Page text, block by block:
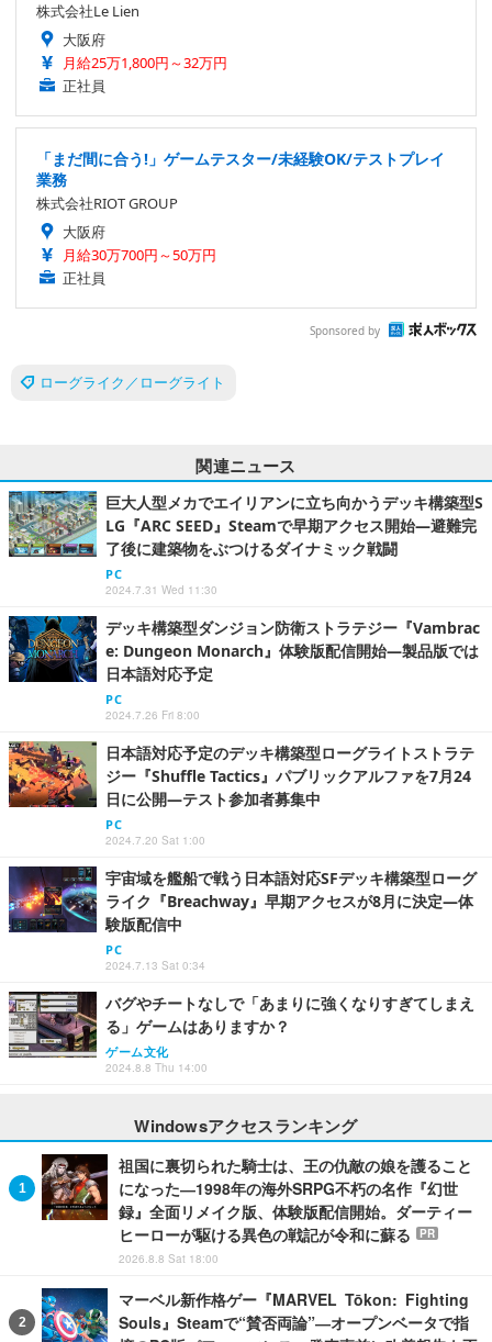
株式会社Le Lien
大阪府
月給25万1,800円～32万円
正社員
「まだ間に合う!」ゲームテスター/未経験OK/テストプレイ
業務
株式会社RIOT GROUP
大阪府
月給30万700円～50万円
正社員
Sponsored by
ローグライク／ローグライト
関連ニュース
巨大人型メカでエイリアンに立ち向かうデッキ構築型S
LG『ARC SEED』Steamで早期アクセス開始―避難完
了後に建築物をぶつけるダイナミック戦闘
PC
2024.7.31 Wed 11:30
デッキ構築型ダンジョン防衛ストラテジー『Vambrac
e: Dungeon Monarch』体験版配信開始―製品版では
日本語対応予定
PC
2024.7.26 Fri 8:00
日本語対応予定のデッキ構築型ローグライトストラテ
ジー『Shuffle Tactics』パブリックアルファを7月24
日に公開―テスト参加者募集中
PC
2024.7.20 Sat 1:00
宇宙域を艦船で戦う日本語対応SFデッキ構築型ローグ
ライク『Breachway』早期アクセスが8月に決定―体
験版配信中
PC
2024.7.13 Sat 0:34
バグやチートなしで「あまりに強くなりすぎてしまえ
る」ゲームはありますか？
ゲーム文化
2024.8.8 Thu 14:00
Windowsアクセスランキング
祖国に裏切られた騎士は、王の仇敵の娘を護ること
になった―1998年の海外SRPG不朽の名作『幻世
録』全面リメイク版、体験版配信開始。ダーティー
ヒーローが駆ける異色の戦記が令和に蘇る
PR
2026.8.8 Sat 18:00
マーベル新作格ゲー『MARVEL Tōkon: Fighting
Souls』Steamで“賛否両論”―オープンベータで指